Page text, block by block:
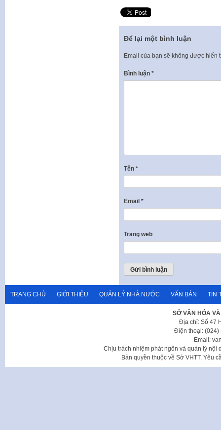
Để lại một bình luận
Email của bạn sẽ không được hiển
Bình luận *
Tên *
Email *
Trang web
TRANG CHỦ GIỚI THIỆU QUẢN LÝ NHÀ NƯỚC VĂN BẢN TIN
SỞ VĂN HÓA
Địa chỉ: Số 47
Điện thoại: (024)
Email:
Chịu trách nhiệm phát ngôn và quản lý nội
Bản quyền thuộc về Sở VHTT. Yêu